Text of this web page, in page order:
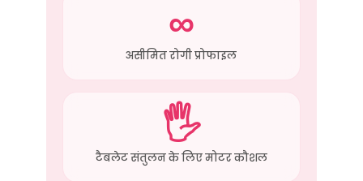
∞
असीमित रोगी प्रोफाइल
🖐️
टैबलेट संतुलन के लिए मोटर कौशल